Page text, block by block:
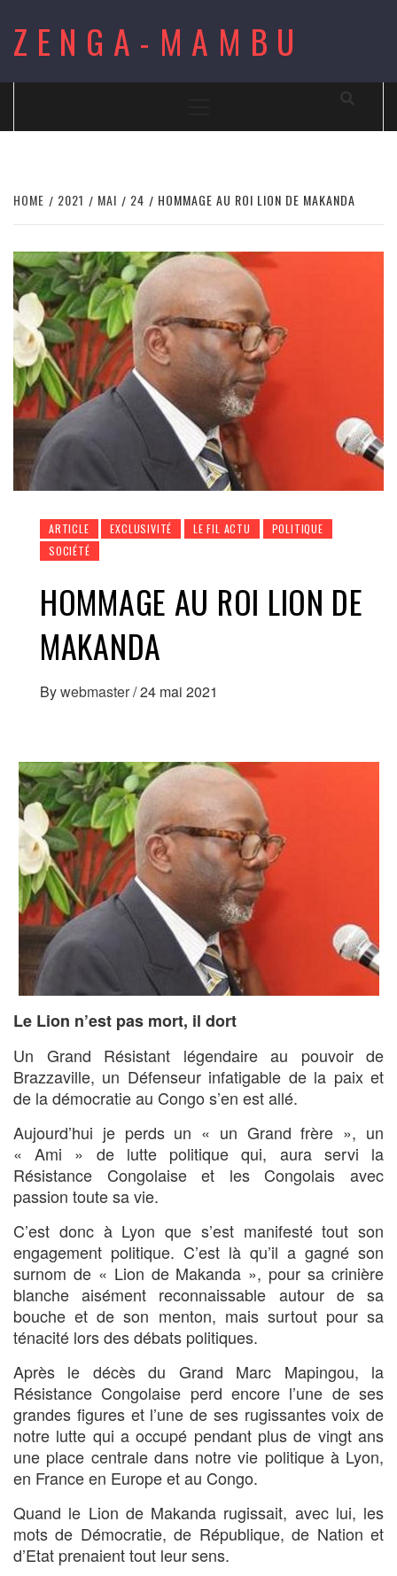
content
ZENGA-MAMBU
HOME 2021 MAI 24 HOMMAGE AU ROI LION DE MAKANDA
ARTICLE EXCLUSIVITÉ LE FIL ACTU
POLITIQUE
SOCIÉTÉ
HOMMAGE AU ROI LION DE
MAKANDA
Bywebmaster/24 mai 2021
Le Lion n’est pas mort, il dort
Un Grand Résistant légendaire au pouvoir de
Brazzaville, un Défenseur infatigable de la paix et
de la démocratie au Congo s’en est allé.
Aujourd’hui je perds un « un Grand frère », un
« Ami » de lutte politique qui, aura servi la
Résistance Congolaise et les Congolais avec
passion toute sa vie.
C’est donc à Lyon que s’est manifesté tout son
engagement politique. C’est là qu’il a gagné son
surnom de « Lion de Makanda », pour sa crinière
blanche aisément reconnaissable autour de sa
bouche et de son menton, mais surtout pour sa
ténacité lors des débats politiques.
Après le décès du Grand Marc Mapingou, la
Résistance Congolaise perd encore l’une de ses
grandes figures et l’une de ses rugissantes voix de
notre lutte qui a occupé pendant plus de vingt ans
une place centrale dans notre vie politique à Lyon,
en France en Europe et au Congo.
Quand le Lion de Makanda rugissait, avec lui, les
mots de Démocratie, de République, de Nation et
d’Etat prenaient tout leur sens.